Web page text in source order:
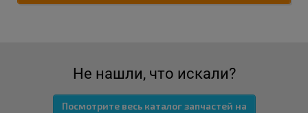
Не нашли, что искали?
Посмотрите весь каталог запчастей на